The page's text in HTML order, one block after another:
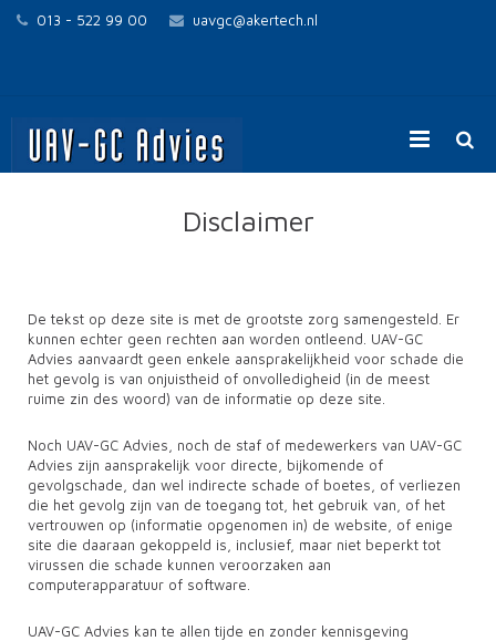
013 - 522 99 00 uavgc@akertech.nl
Contact
Disclaimer
De tekst op deze site is met de grootste zorg samengesteld. Er
kunnen echter geen rechten aan worden ontleend. UAV-GC
Advies aanvaardt geen enkele aansprakelijkheid voor schade die
het gevolg is van onjuistheid of onvolledigheid (in de meest
ruime zin des woord) van de informatie op deze site.
Noch UAV-GC Advies, noch de staf of medewerkers van UAV-GC
Advies zijn aansprakelijk voor directe, bijkomende of
gevolgschade, dan wel indirecte schade of boetes, of verliezen
die het gevolg zijn van de toegang tot, het gebruik van, of het
vertrouwen op (informatie opgenomen in) de website, of enige
site die daaraan gekoppeld is, inclusief, maar niet beperkt tot
virussen die schade kunnen veroorzaken aan
computerapparatuur of software.
UAV-GC Advies kan te allen tijde en zonder kennisgeving